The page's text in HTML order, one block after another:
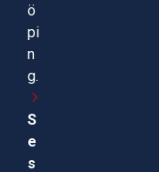
ö
pi
n
g.
S
e
s